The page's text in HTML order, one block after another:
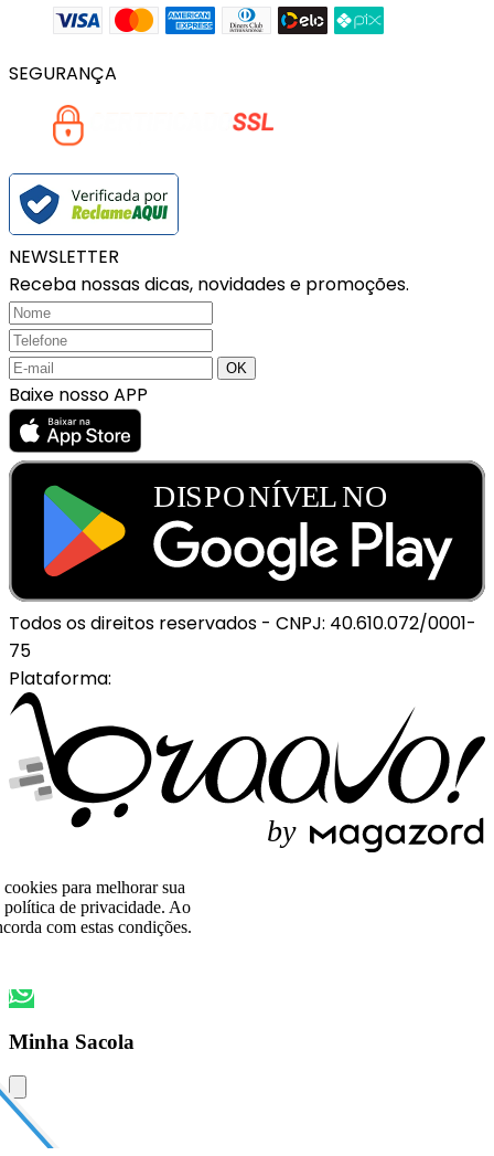
SEGURANÇA
NEWSLETTER
Receba nossas dicas, novidades e promoções.
Baixe nosso APP
Todos os direitos reservados - CNPJ: 40.610.072/0001-
75
Plataforma:
by
para melhorar sua
política de privacidade. Ao
com estas condições.
Minha Sacola